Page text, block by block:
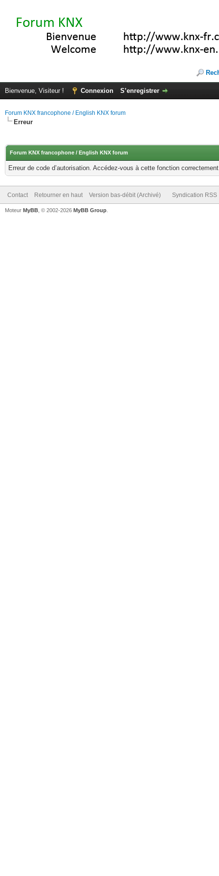
Bienvenue, Visiteur ! Connexion S’enregistrer
Forum KNX francophone / English KNX forum
Erreur
Forum KNX francophone / English KNX forum
Erreur de code d’autorisation. Accédez-vous à cette fonction
Contact Retourner en haut Version bas-débit (Archivé) Syndication RSS
Moteur MyBB , © 2002-2026 MyBB Group